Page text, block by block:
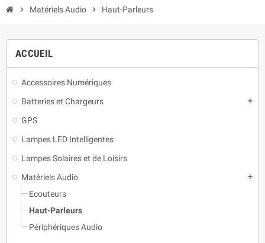
chevron_right Matériels Audio chevron_right Haut-Parleurs
ACCUEIL
Accessoires Numériques
Batteries et Chargeurs
add
GPS
Lampes LED Intelligentes
Lampes Solaires et de Loisirs
Matériels Audio
add
Ecouteurs
Haut-Parleurs
Périphériques Audio